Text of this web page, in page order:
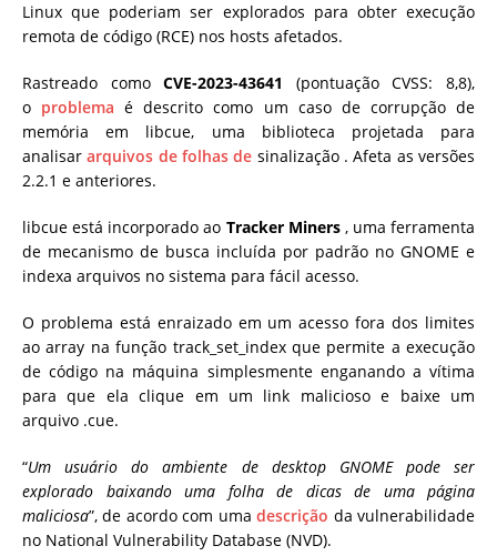
Linux que poderiam ser explorados para obter execução
remota de código (RCE) nos hosts afetados.
Rastreado comoCVE-2023-43641
(pontuação CVSS: 8,8),
o problema é descrito como um caso de corrupção de
memória em libcue, uma biblioteca projetada para
analisararquivos de folhas de sinalização . Afeta as versões
2.2.1 e anteriores.
libcue está incorporado ao Tracker Miners, uma ferramenta
de mecanismo de busca incluída por padrão no GNOME e
indexa arquivos no sistema para fácil acesso.
O problema está enraizado em um acesso fora dos limites
ao array na função track_set_index que permite a execução
de código na máquina simplesmente enganando a vítima
para que ela clique em um link malicioso e baixe um
arquivo .cue.
“Um usuário do ambiente de desktop GNOME pode ser
explorado baixando uma folha de dicas de uma página
maliciosa”, de acordo com umadescrição da vulnerabilidade
no National Vulnerability Database (NVD).